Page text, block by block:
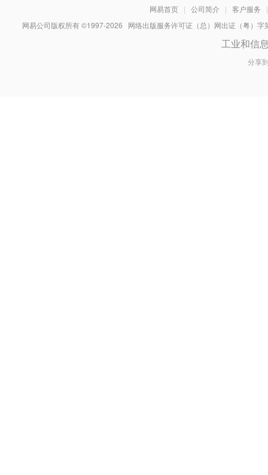
网易首页 | 公司简介 | 客户服务
|
网易公司版权所有 ©1997-2026 网络出版服务许可证（总）网出证（粤）
工业和信
分享